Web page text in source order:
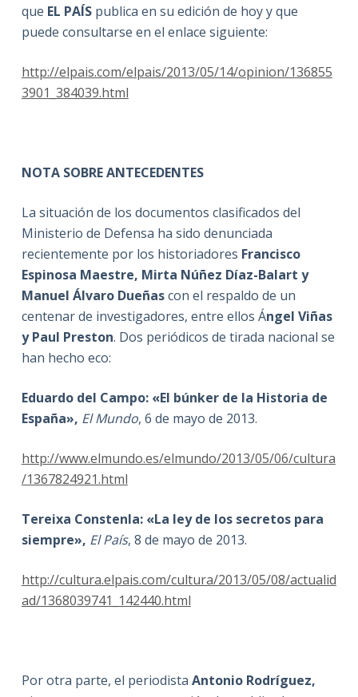
que EL PAÍSpublica en su edición de hoy y que
puede consultarse en el enlace siguiente:
http://elpais.com/elpais/2013/05/14/opinion/136855
3901_384039.html
NOTA SOBRE ANTECEDENTES
La situación de los documentos clasificados del
Ministerio de Defensa ha sido denunciada
recientemente por los historiadores Francisco
Espinosa Maestre, Mirta Núñez Díaz-Balart y
Manuel Álvaro Dueñascon el respaldo de un
centenar de investigadores, entre ellos Ángel Viñas
y Paul Preston. Dos periódicos de tirada nacional se
han hecho eco:
Eduardo del Campo: «El búnker de la Historia de
España», El Mundo, 6 de mayo de 2013.
http://www.elmundo.es/elmundo/2013/05/06/cultura
/1367824921.html
Tereixa Constenla: «La ley de los secretos para
siempre», El País, 8 de mayo de 2013.
http://cultura.elpais.com/cultura/2013/05/08/actualid
ad/1368039741_142440.html
Por otra parte, el periodista Antonio Rodríguez,